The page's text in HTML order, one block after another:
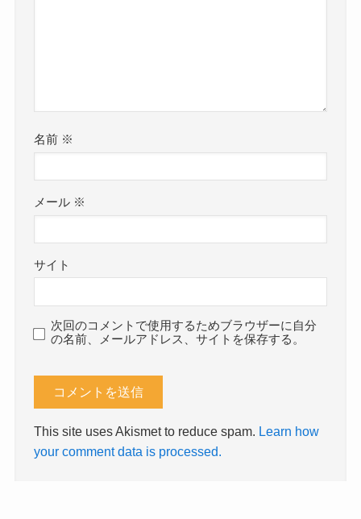
名前 ※
メール ※
サイト
次回のコメントで使用するためブラウザーに自分
の名前、メールアドレス、サイトを保存する。
This site uses Akismet to reduce spam. Learn how
your comment data is processed.